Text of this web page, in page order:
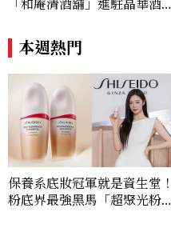
「和庵清酒舖」進駐晶華酒
180元起輕鬆微醺
本週熱門
保養系底妝冠軍就是資生堂！
粉底界最強黑馬「超聚光粉底